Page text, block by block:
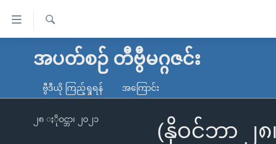
လွယ်ကူ
သည့်
မူလစာမျက်နှာ
ကမ္ဘာ့သတင်းများ
နိုင်ငံတကာ
ရ
အပတ်စဉ် တီဗွီမဂ္ဂဇင်း
ဗွီဒီယို ကြည့်ရှုရန် အကြောင်း
(နိုဝင်ဘာ ၂၈
၂၈ ႏိုဝင္ဘာ၊ ၂၀၂၁